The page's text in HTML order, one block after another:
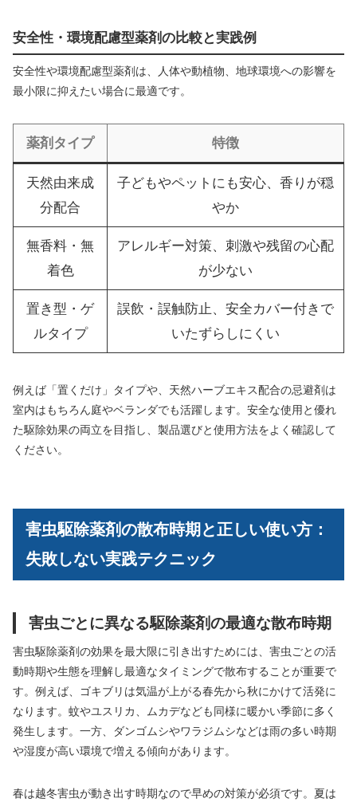
安全性・環境配慮型薬剤の比較と実践例
安全性や環境配慮型薬剤は、人体や動植物、地球環境への影響を
最小限に抑えたい場合に最適です。
薬剤タイプ 特徴
天然由来成
分配合
子どもやペットにも安心、香りが穏
やか
無香料・無
着色
アレルギー対策、刺激や残留の心配
が少ない
置き型・ゲ
ルタイプ
誤飲・誤触防止、安全カバー付きで
いたずらしにくい
例えば「置くだけ」タイプや、天然ハーブエキス配合の忌避剤は
室内はもちろん庭やベランダでも活躍します。安全な使用と優れ
た駆除効果の両立を目指し、製品選びと使用方法をよく確認して
ください。
害虫駆除薬剤の散布時期と正しい使い方：
失敗しない実践テクニック
害虫ごとに異なる駆除薬剤の最適な散布時期
害虫駆除薬剤の効果を最大限に引き出すためには、害虫ごとの活
動時期や生態を理解し最適なタイミングで散布することが重要で
す。例えば、ゴキブリは気温が上がる春先から秋にかけて活発に
なります。蚊やユスリカ、ムカデなども同様に暖かい季節に多く
発生します。一方、ダンゴムシやワラジムシなどは雨の多い時期
や湿度が高い環境で増える傾向があります。
春は越冬害虫が動き出す時期なので早めの対策が必須です。夏は